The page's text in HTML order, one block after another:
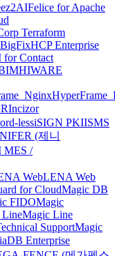
ez2AIFelice for Apache
Terraform
HCP Enterprise
Contact
HIWARE
Incizor
lessiSIGN PKIISMS
(제니
MES /
WebLENA Web
for CloudMagic DB
FIDOMagic
LineMagic Line
SupportMagic
Enterprise